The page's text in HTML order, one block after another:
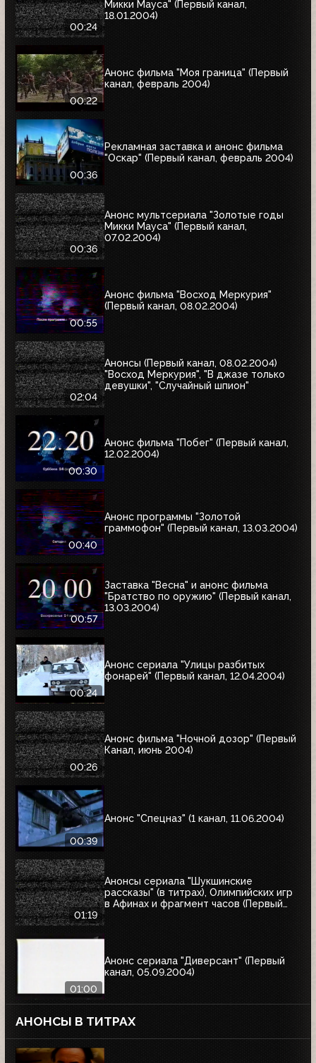
00:24
Микки Мауса" (Первый канал,
18.01.2004)
00:22
Анонс фильма "Моя граница" (Первый
канал, февраль 2004)
00:36
Рекламная заставка и анонс фильма
"Оскар" (Первый канал, февраль 2004)
00:36
Анонс мультсериала "Золотые годы
Микки Мауса" (Первый канал,
07.02.2004)
00:55
Анонс фильма "Восход Меркурия"
(Первый канал, 08.02.2004)
02:04
Анонсы (Первый канал, 08.02.2004)
"Восход Меркурия", "В джазе только
девушки", "Случайный шпион"
00:30
Анонс фильма "Побег" (Первый канал,
12.02.2004)
00:40
Анонс программы "Золотой
граммофон" (Первый канал, 13.03.2004)
00:57
Заставка "Весна" и анонс фильма
"Братство по оружию" (Первый канал,
13.03.2004)
00:24
Анонс сериала "Улицы разбитых
фонарей" (Первый канал, 12.04.2004)
00:26
Анонс фильма "Ночной дозор" (Первый
Канал, июнь 2004)
00:39
Анонс "Спецназ" (1 канал, 11.06.2004)
01:19
Анонсы сериала "Шукшинские
рассказы" (в титрах), Олимпийских игр
в Афинах и фрагмент часов (Первый
01:00
Анонс сериала "Диверсант" (Первый
канал, 05.09.2004)
АНОНСЫ В ТИТРАХ